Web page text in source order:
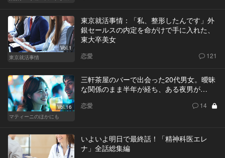
Vol.1
東京就活事情
東京就活事情：「私、整形したんです」外
銀セールスの内定を命がけで手に入れた、
東大卒美女
恋愛 121
Vol.16
マティーニのほかにも
三軒茶屋のバーで出会った20代男女。曖昧
な関係のまま半年が経ち、ある夜男が…
恋愛 14
いよいよ明日で最終話！「精神科医エレ
ナ」全話総集編